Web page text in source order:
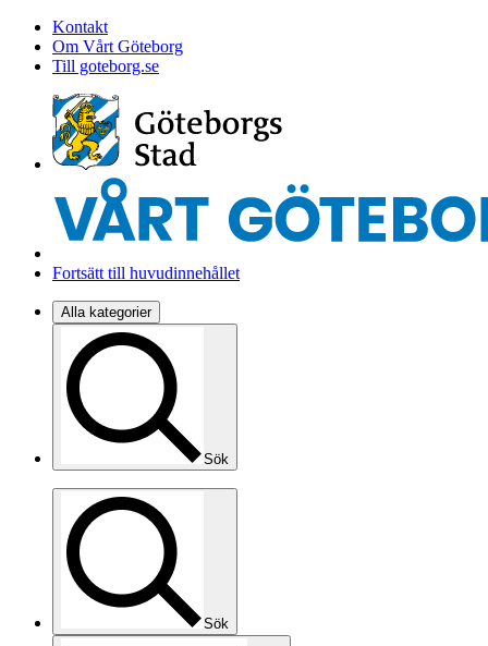
Kontakt
Om Vårt Göteborg
Till goteborg.se
Fortsätt till huvudinnehållet
Alla kategorier
Sök
Sök